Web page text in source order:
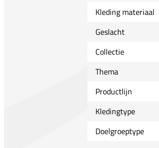
Kleding materiaal
Geslacht
Collectie
Thema
Productlijn
Kledingtype
Doelgroeptype